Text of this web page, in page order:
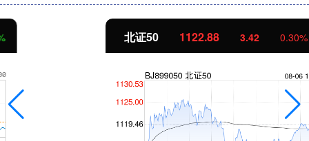
1122.88 3.42 0.30%